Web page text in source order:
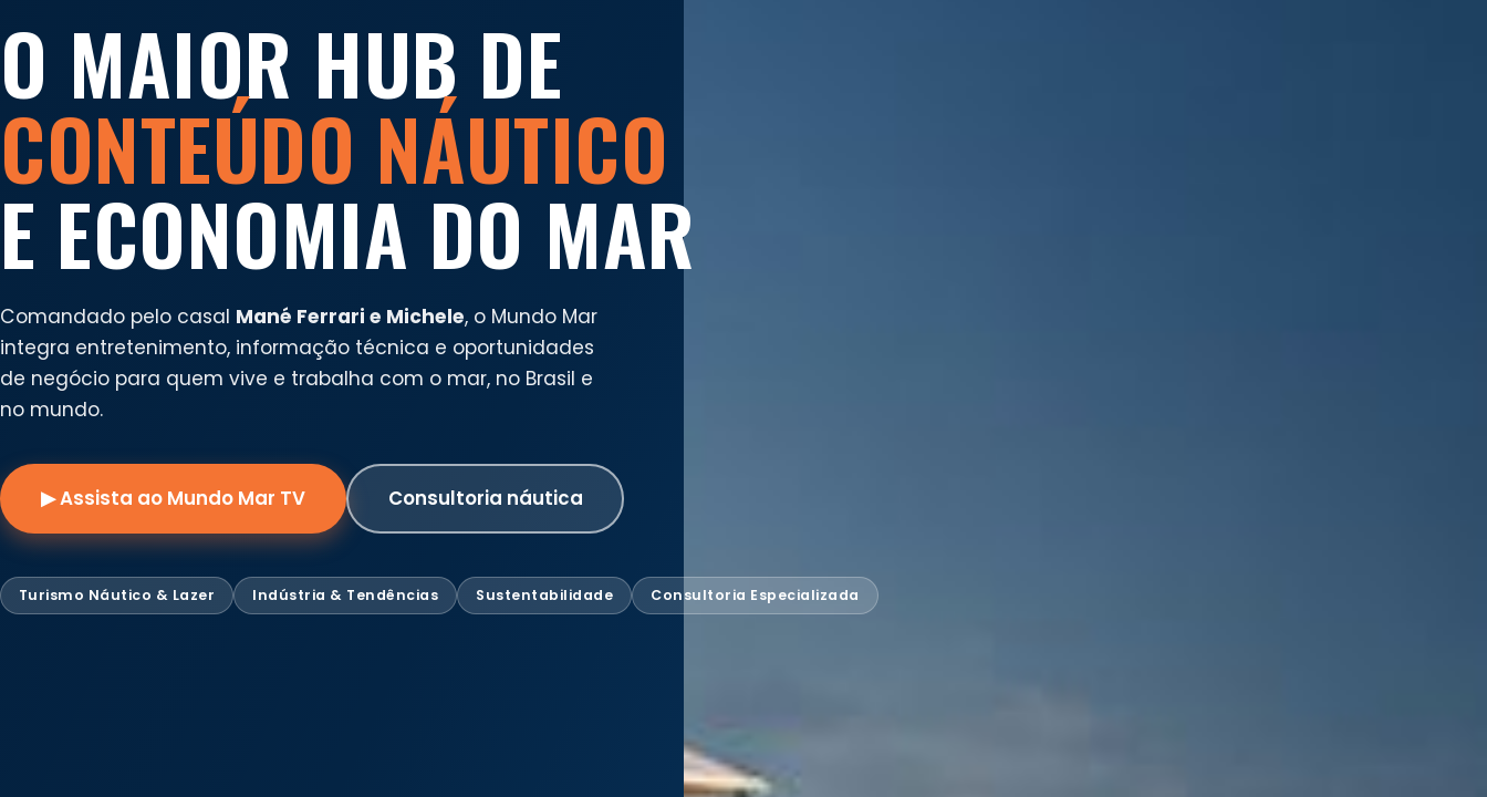
O MAIOR HUB DE
CONTEÚDO NÁUTICO
E ECONOMIA DO MAR
Comandado pelo casal Mané Ferrari e Michele, o Mundo Mar
integra entretenimento, informação técnica e oportunidades
de negócio para quem vive e trabalha com o mar, no Brasil e
no mundo.
▶ Assista ao Mundo Mar TV Consultoria náutica
Turismo Náutico & Lazer Indústria & Tendências Sustentabilidade Consultoria Especializada